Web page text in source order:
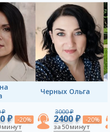
₽
₽ -20%
минут
Черных Ольга
3000 ₽
2400 ₽ -20%
за 50 минут